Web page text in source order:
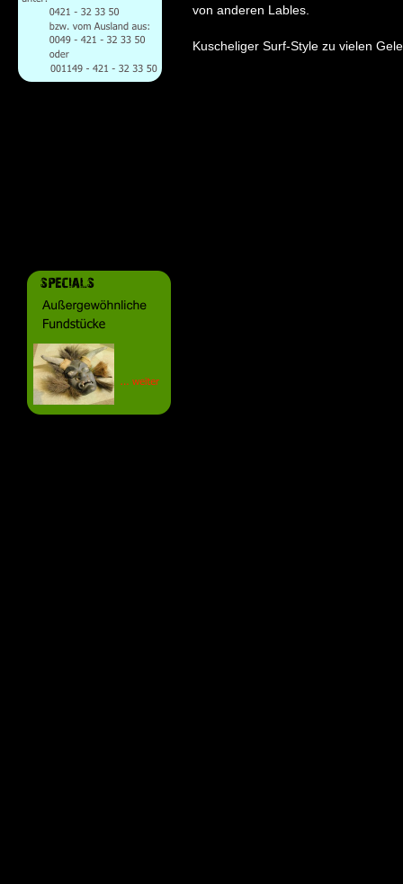
von anderen Lables.
Kuscheliger Surf-Style zu vielen